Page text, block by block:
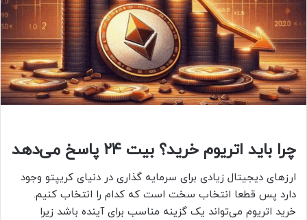
چرا باید اتریوم خرید؟ بیت ۲۴ پاسخ می‌دهد
ارزهای دیجیتال زیادی برای سرمایه گذاری در دنیای کریپتو وجود
دارد پس قطعا انتخاب سخت است که کدام را انتخاب کنیم.
خرید اتریوم می‌تواند یک گزینه مناسب برای آینده باشد زیرا